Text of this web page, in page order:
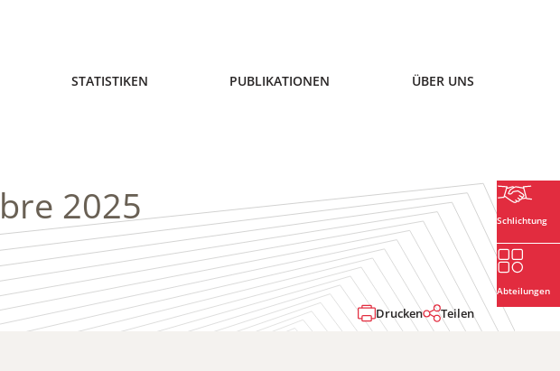
STATISTIKEN PUBLIKATIONEN ÜBER UNS
Schlichtung
Abteilungen
2025
Drucken Teilen